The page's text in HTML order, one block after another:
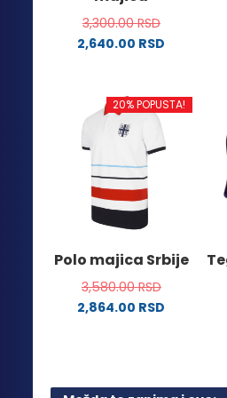
3,300.00RSD
2,640.00 RSD
ima
više
varijanti.
Opcije
mogu
biti
izabrane
stranici
proizvoda.
20% POPUSTA!
Polo majica Srbije
3,580.00RSD
2,864.00 RSD
više